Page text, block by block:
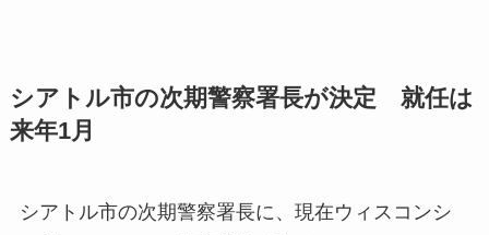
シアトル市の次期警察署長が決定 就任は
来年1月
シアトル市の次期警察署長に、現在ウィスコンシ